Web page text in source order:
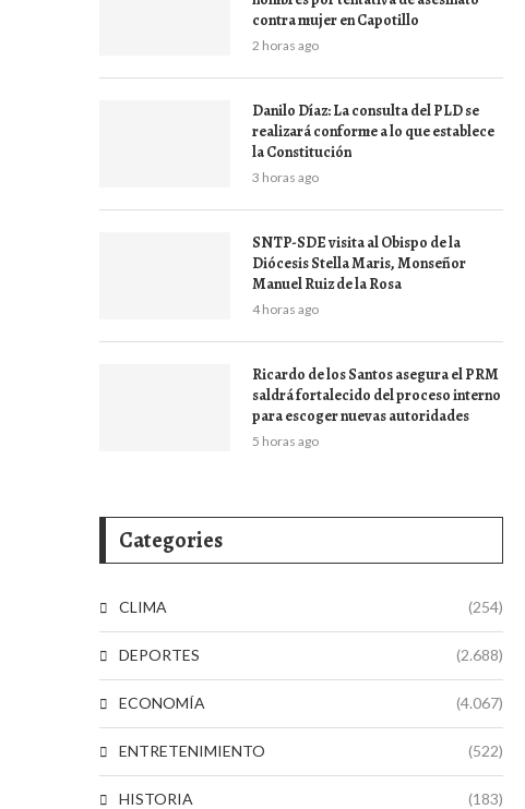
contra mujer en Capotillo
2 horas ago
Danilo Díaz: La consulta del PLD se
realizará conforme a lo que establece
la Constitución
3 horas ago
SNTP-SDE visita al Obispo de la
Diócesis Stella Maris, Monseñor
Manuel Ruiz de la Rosa
4 horas ago
Ricardo de los Santos asegura el PRM
saldrá fortalecido del proceso interno
para escoger nuevas autoridades
5 horas ago
Categories
CLIMA (254)
DEPORTES (2.688)
ECONOMÍA (4.067)
ENTRETENIMIENTO (522)
HISTORIA (183)